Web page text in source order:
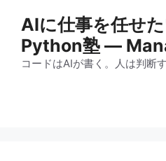
AIに仕事を任せ
Python塾 ―
コードはAIが書く。人は判断す